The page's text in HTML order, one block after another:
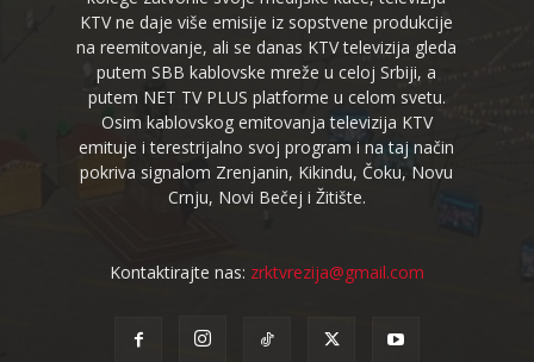
KTV ne daje više emisije iz sopstvene produkcije
na reemitovanje, ali se danas KTV televizija gleda
putem SBB kablovske mreže u celoj Srbiji, a
putem NET TV PLUS platforme u celom svetu.
Osim kablovskog emitovanja televizija KTV
emituje i terestrijalno svoj program i na taj način
pokriva signalom Zrenjanin, Kikindu, Čoku, Novu
Crnju, Novi Bečej i Žitište.
Kontaktirajte nas: zrktvrezija@gmail.com